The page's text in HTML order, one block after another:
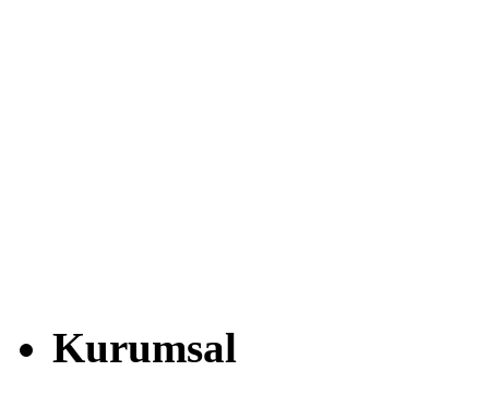
Kurumsal